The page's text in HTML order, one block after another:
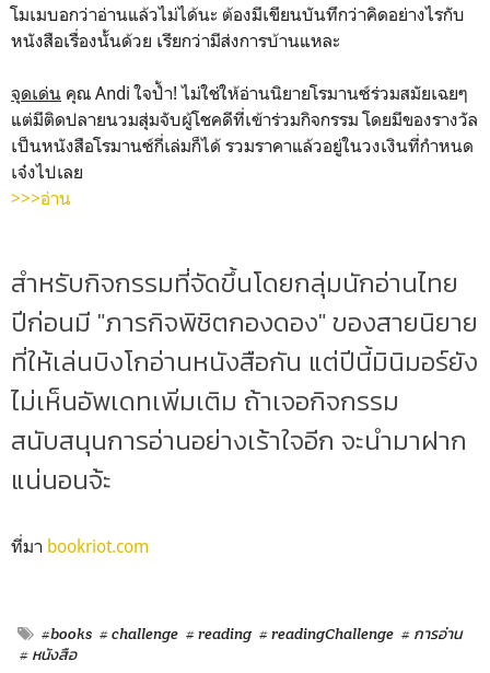
โมเมบอกว่าอ่านแล้วไม่ได้นะ ต้องมีเขียนบันทึกว่าคิดอย่างไรกับ
หนังสือเรื่องนั้นด้วย เรียกว่ามีส่งการบ้านแหละ
จุดเด่น คุณ Andi ใจป้ำ! ไม่ใช่ให้อ่านนิยายโรมานซ์ร่วมสมัยเฉยๆ
แต่มีติดปลายนวมสุ่มจับผู้โชคดีที่เข้าร่วมกิจกรรม โดยมีของรางวัล
เป็นหนังสือโรมานซ์กี่เล่มก็ได้ รวมราคาแล้วอยู่ในวงเงินที่กำหนด
เจ๋งไปเลย
>>>อ่าน
สำหรับกิจกรรมที่จัดขึ้นโดยกลุ่มนักอ่านไทย
ปีก่อนมี "ภารกิจพิชิตกองดอง" ของสายนิยาย
ที่ให้เล่นบิงโกอ่านหนังสือกัน แต่ปีนี้มินิมอร์ยัง
ไม่เห็นอัพเดทเพิ่มเติม ถ้าเจอกิจกรรม
สนับสนุนการอ่านอย่างเร้าใจอีก จะนำมาฝาก
แน่นอนจ้ะ
ที่มา bookriot.com
#books # challenge # reading # readingChallenge # การอ่าน
# หนังสือ